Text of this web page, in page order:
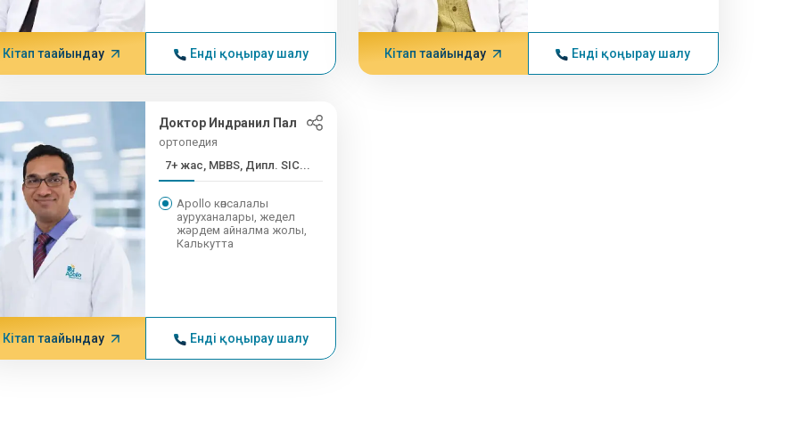
Кітап тағайындау Енді қоңырау шалу Кітап тағайындау Енді қоңырау шалу
Доктор Индранил Пал
ортопедия
7+ жас, MBBS, Дипл. SIC...
Apollo көпсалалы
ауруханалары, жедел
жәрдем айналма жолы,
Калькутта
Кітап тағайындау Енді қоңырау шалу